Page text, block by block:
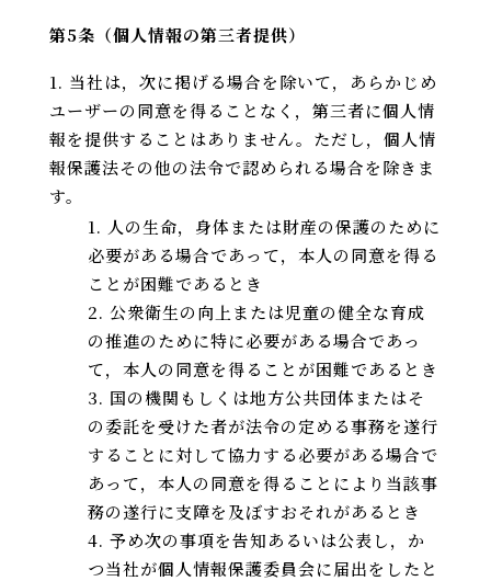
第5条（個人情報の第三者提供）
当社は，次に掲げる場合を除いて，あらかじめ
ユーザーの同意を得ることなく，第三者に個人情
報を提供することはありません。ただし，個人情
報保護法その他の法令で認められる場合を除きま
す。
人の生命，身体または財産の保護のために
必要がある場合であって，本人の同意を得る
ことが困難であるとき
公衆衛生の向上または児童の健全な育成
の推進のために特に必要がある場合であっ
て，本人の同意を得ることが困難であるとき
国の機関もしくは地方公共団体またはそ
の委託を受けた者が法令の定める事務を遂行
することに対して協力する必要がある場合で
あって，本人の同意を得ることにより当該事
務の遂行に支障を及ぼすおそれがあるとき
予め次の事項を告知あるいは公表し，か
つ当社が個人情報保護委員会に届出をしたと